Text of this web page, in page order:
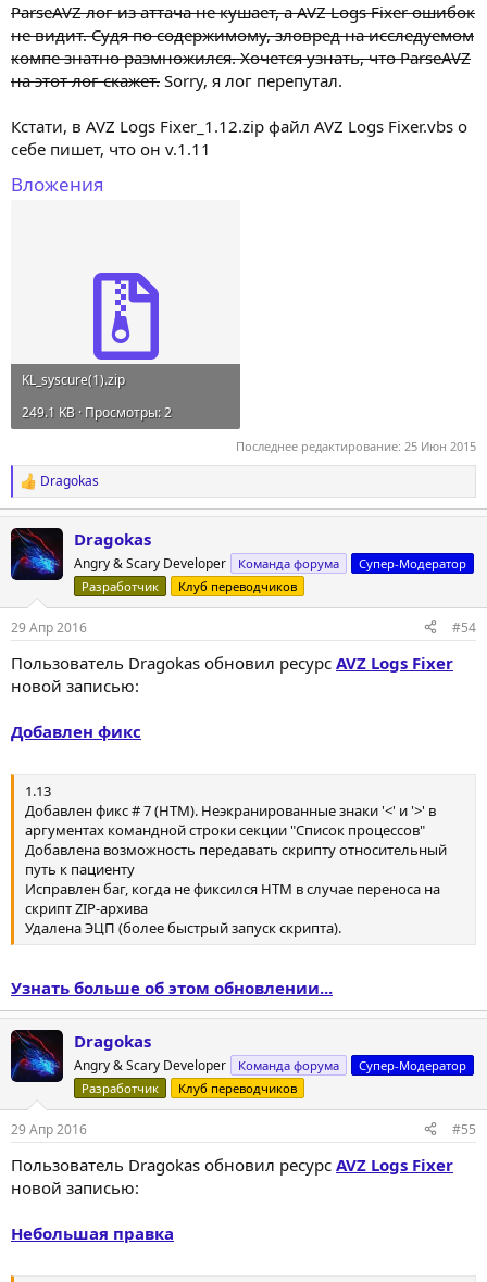
ParseAVZ лог из аттача не кушает, а AVZ Logs Fixer ошибок
не видит. Судя по содержимому, зловред на исследуемом
компе знатно размножился. Хочется узнать, что ParseAVZ
на этот лог скажет. Sorry, я лог перепутал.
Кстати, в AVZ Logs Fixer_1.12.zip файл AVZ Logs Fixer.vbs о
себе пишет, что он v.1.11
Вложения
KL_syscure(1).zip
249.1 KB · Просмотры: 2
Последнее редактирование: 25 Июн 2015
Р
е
а
к
ц
и
:
Dragokas
Dragokas
Angry & Scary Developer Команда форума
Супер-Модератор
Разработчик
Клуб переводчиков
29 Апр 2016 #54
Пользователь Dragokas обновил ресурс AVZ Logs Fixer
новой записью:
Добавлен фикс
1.13
Добавлен фикс # 7 (HTM). Неэкранированные знаки '<' и '>' в
аргументах командной строки секции "Список процессов"
Добавлена возможность передавать скрипту относительный
путь к пациенту
Исправлен баг, когда не фиксился HTM в случае переноса на
скрипт ZIP-архива
Удалена ЭЦП (более быстрый запуск скрипта).
Узнать больше об этом обновлении...
Dragokas
Angry & Scary Developer Команда форума
Супер-Модератор
Разработчик
Клуб переводчиков
29 Апр 2016 #55
Пользователь Dragokas обновил ресурс AVZ Logs Fixer
новой записью:
Небольшая правка